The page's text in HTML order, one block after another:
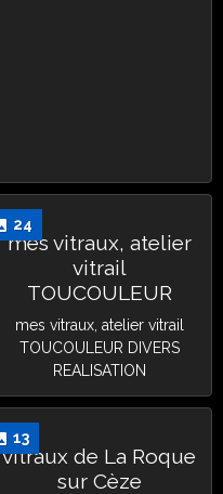
24
mes vitraux, atelier
vitrail
TOUCOULEUR
mes vitraux, atelier vitrail
TOUCOULEUR DIVERS
REALISATION
13
vitraux de La Roque
sur Cèze